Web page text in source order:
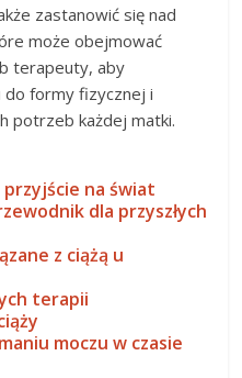
zastanowić się nad
może obejmować
terapeuty, aby
formy fizycznej i
potrzeb każdej matki.
przyjście na świat
dla przyszłych
z ciążą u
terapii
moczu w czasie